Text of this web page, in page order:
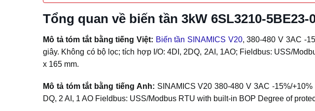
Tổng quan về biến tần 3kW 6SL3210-5BE23-
Mô tả tóm tắt bằng tiếng Việt: Biến tần SINAMICS V20, 380-480 V 3AC -
giây. Không có bộ lọc; tích hợp I/O: 4DI, 2DQ, 2AI, 1AO; Fieldbus: USS/
x 165 mm.
Mô tả tóm tắt bằng tiếng Anh: SINAMICS V20 380-480 V 3AC -15%/
DQ, 2 AI, 1 AO Fieldbus: USS/Modbus RTU with built-in BOP Degree of